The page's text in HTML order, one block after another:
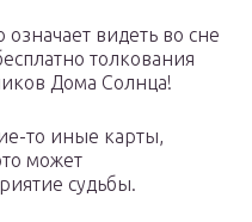
означает видеть во сне
толкования
Дома Солнца!
то иные карты,
может
судьбы.